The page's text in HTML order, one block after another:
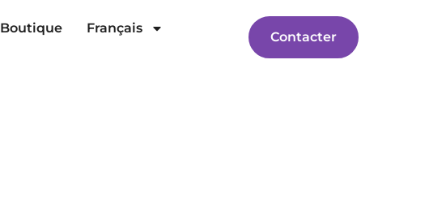
Boutique Français
Contacter